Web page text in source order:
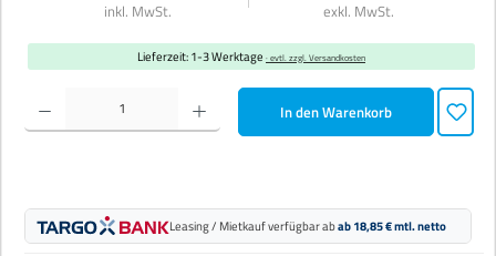
inkl. MwSt. exkl. MwSt.
Lieferzeit: 1-3 Werktage · evtl. zzgl. Versandkosten
Produkt Anzahl: Gib den gewünschten Wert ein oder benutze die Schaltflächen um die Anzahl zu
In den Warenkorb
Leasing / Mietkauf verfügbar abab 18,85 € mtl. netto